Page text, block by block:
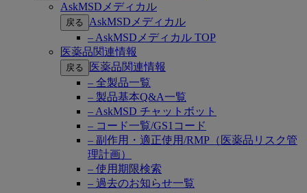
AskMSDメディカル
戻る
AskMSDメディカル
– AskMSDメディカル TOP
医薬品関連情報
戻る
医薬品関連情報
– 全製品一覧
– 製品基本Q&A一覧
– AskMSD チャットボット
– コード一覧/GS1コード
– 副作用・適正使用/RMP（医薬品リスク管
理計画）
– 使用期限検索
– 過去のお知らせ一覧